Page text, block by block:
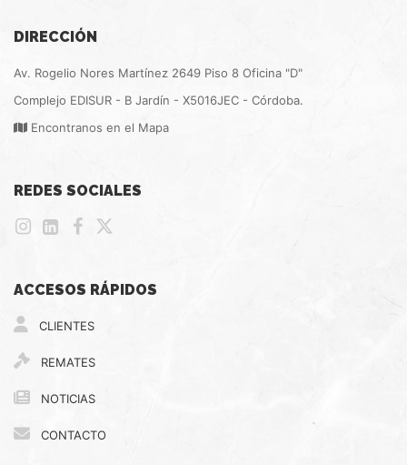
DIRECCIÓN
Av. Rogelio Nores Martínez 2649 Piso 8 Oficina "D"
Complejo EDISUR - B Jardín - X5016JEC - Córdoba.
Encontranos en el Mapa
REDES SOCIALES
ACCESOS RÁPIDOS
CLIENTES
REMATES
NOTICIAS
CONTACTO